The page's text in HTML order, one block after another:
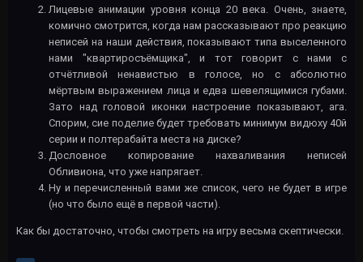
Лицевые анимации уровня конца 20 века. Очень, знаете,
комично смотрится, когда нам рассказывают про реакцию
неписей на наши действия, показывают типа выселенного
нами "квартиросъёмщика", и тот говорит с нами с
отчётливой ненавистью в голосе, но с абсолютно
мёртвым выражением лица и едва шевелящимися губами.
Зато над головой иконки настроение показывают, ага.
Спорим, сие поделие будет требовать минимум видюху 40й
серии и полтерабайта места на диске?
Дословное копирование нахваливания неписей
Обливиона, что уже напрягает.
Ну и перечисленный вами же список, чего не будет в игре
(но что было ещё в первой части).
Как бы достаточно, чтобы смотреть на игру весьма скептически.